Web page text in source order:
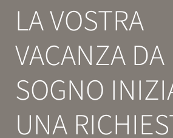
Offerte speciali
Richiesta
Prenotazione
ESPERIENZE
LA VOSTRA
VACANZA DA
SOGNO
UNA